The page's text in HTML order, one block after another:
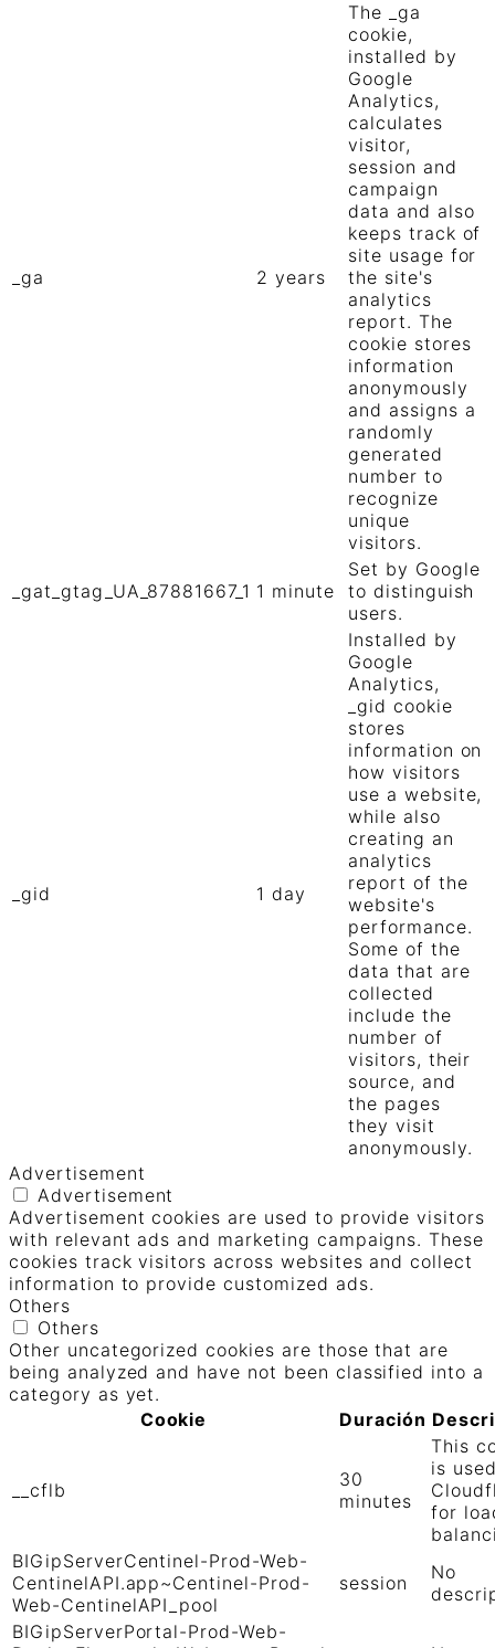
_ga 2 years
The _ga
cookie,
installed by
Google
Analytics,
calculates
visitor,
session and
campaign
data and also
keeps track of
site usage for
the site's
analytics
report. The
cookie stores
information
anonymously
and assigns a
randomly
generated
number to
recognize
unique
visitors.
_gat_gtag_UA_87881667_1 1 minute
Set by Google
to distinguish
users.
_gid 1 day
Installed by
Google
Analytics,
_gid cookie
stores
information on
how visitors
use a website,
while also
creating an
analytics
report of the
website's
performance.
Some of the
data that are
collected
include the
number of
visitors, their
source, and
the pages
they visit
anonymously.
Advertisement
Advertisement
Advertisement cookies are used to provide visitors
with relevant ads and marketing campaigns. These
cookies track visitors across websites and collect
information to provide customized ads.
Others
Others
Other uncategorized cookies are those that are
being analyzed and have not been classified into a
category as yet.
Cookie
Duración
__cflb
30
minutes
This
is
for
BIGipServerCentinel-Prod-Web-
CentinelAPI.app~Centinel-Prod-
Web-CentinelAPI_pool
session
No
BIGipServerPortal-Prod-Web-